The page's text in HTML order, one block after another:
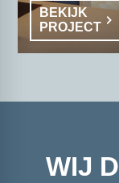
BEKIJK
PROJECT
WIJ